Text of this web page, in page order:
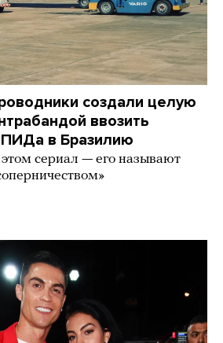
создали целую
ввозить
в Бразилию
сериал — его называют